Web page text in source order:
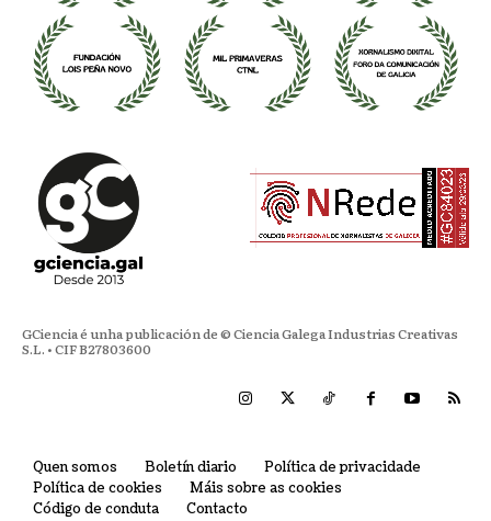
GCiencia é unha publicación de © Ciencia Galega Industrias Creativas
S.L. • CIF B27803600
Quen somos Boletín diario
Política de privacidade
Política de cookies
Máis sobre as cookies
Código de conduta
Contacto